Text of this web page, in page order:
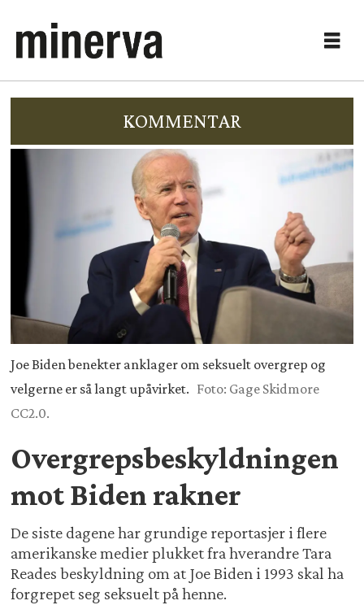
KOMMENTAR
Joe Biden benekter anklager om seksuelt overgrep og
velgerne er så langt upåvirket. Foto: Gage Skidmore
CC2.0.
Overgrepsbeskyldningen
mot Biden rakner
De siste dagene har grundige reportasjer i flere
amerikanske medier plukket fra hverandre Tara
Reades beskyldning om at Joe Biden i 1993 skal ha
forgrepet seg seksuelt på henne.